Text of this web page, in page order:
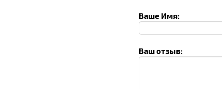
Ваше Имя:
Ваш отзыв: